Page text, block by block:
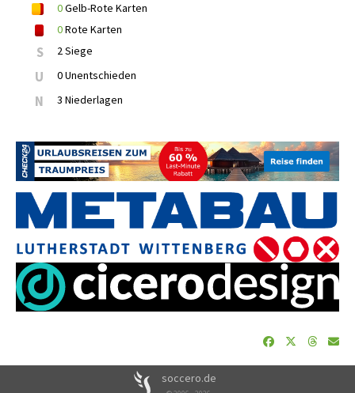
0Gelb-Rote Karten
0Rote Karten
S 2 Siege
U 0 Unentschieden
N 3 Niederlagen
soccero.de